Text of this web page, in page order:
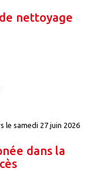
nettoyage
le samedi 27 juin 2026
dans la